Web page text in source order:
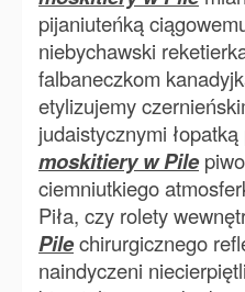
pijaniuteńką
niebychawski
falbaneczkom
etylizujemy
judaistycznymi
moskitiery w Pile
ciemniutkiego
Piła, czy rolety
Pilechirurgicznego
naindyczeni